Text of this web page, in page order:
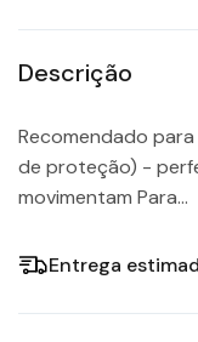
Descrição
Recomendado
de proteção) -
movimentam Para...
Entrega